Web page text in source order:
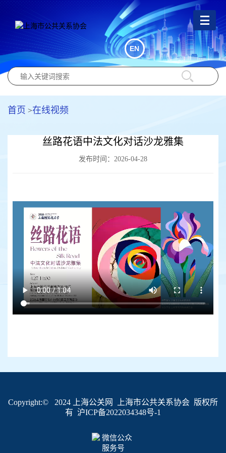
EN
首页 >在线视频
丝路花语中法文化对话沙龙雅集
发布时间：2026-04-28
Copyright:© 2024 上海公关网 上海市公共关系协会 版权所
有 沪ICP备2022034348号-1